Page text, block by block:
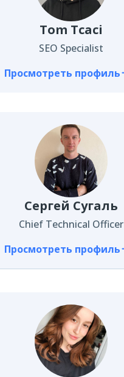
Tom Tcaci
SEO Specialist
Просмотреть профиль
Сергей Сугаль
Chief Technical Officer
Просмотреть профиль